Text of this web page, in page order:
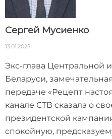
Сергей Мусиенко
13.01.2025
Экс-глава Центральной
Беларуси,
передаче «Рецепт
канале СТВ сказала о
президентской
спокойную,